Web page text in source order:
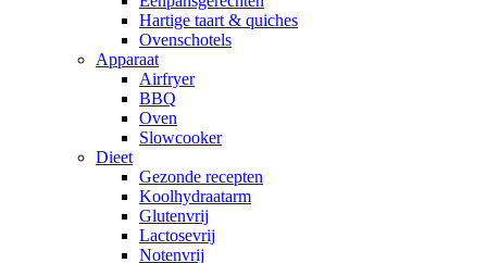
Hartige taart & quiches
Ovenschotels
Apparaat
Airfryer
BBQ
Oven
Slowcooker
Dieet
Gezonde recepten
Koolhydraatarm
Glutenvrij
Lactosevrij
Notenvrij